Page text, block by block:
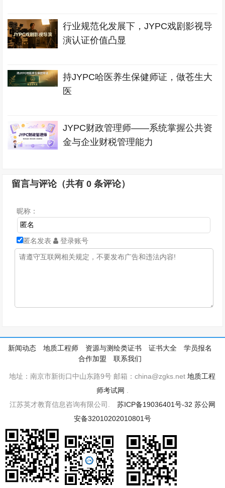
行业规范化发展下，JYPC戏剧影视导
演认证价值凸显
持JYPC哈医养生保健师证，做苍生大
医
JYPC财政管理师——系统掌握公共资
金与企业财税管理能力
留言与评论（共有0 条评论）
昵称：
匿名发表 登录账号
新闻动态 地质工程师 资源与测绘类证书 证书大全
学员报名
合作加盟
联系我们
地址：南京市新街口中山东路9号 邮箱：china@zgks.net地质工程
师考试网
江苏英才教育信息咨询有限公司. 苏ICP备19036401号-32 苏公网
安备32010202010801号